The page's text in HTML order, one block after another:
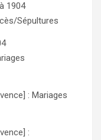
1904
Sépultures
: Mariages
: